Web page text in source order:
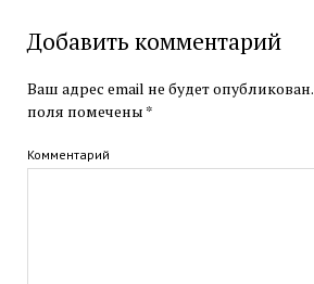
Добавить комментарий
Ваш адрес email не будет опубликован.
поля помечены *
Комментарий